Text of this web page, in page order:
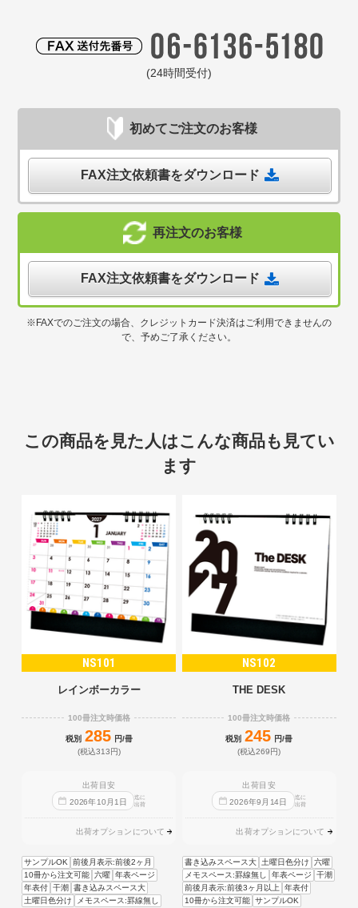
(24時間受付)
初めてご注文のお客様
FAX注文依頼書をダウンロード
再注文のお客様
FAX注文依頼書をダウンロード
※FAXでのご注文の場合、クレジットカード決済はご利用できませんの
で、予めご了承ください。
この商品を見た人はこんな商品も見てい
ます
NS101
レインボーカラー
100冊注文時価格
税別 285 円/冊
(税込313円)
出荷目安
2026年10 月 1 日
迄に
出荷
出荷オプションについて
サンプルOK
前後月表示:前後2ヶ月
10冊から注文可能 六曜 年表ページ
年表付 干潮 書き込みスペース大
土曜日色分け
メモスペース:罫線無し
NS102
THE DESK
100冊注文時価格
税別 245 円/冊
(税込269円)
出荷目安
2026年9 月 14日
迄に
出荷
出荷オプションについて
書き込みスペース大 土曜日色分け
六曜
メモスペース:罫線無し
年表ページ
干潮
前後月表示:前後3ヶ月以上
年表付
10冊から注文可能 サンプルOK